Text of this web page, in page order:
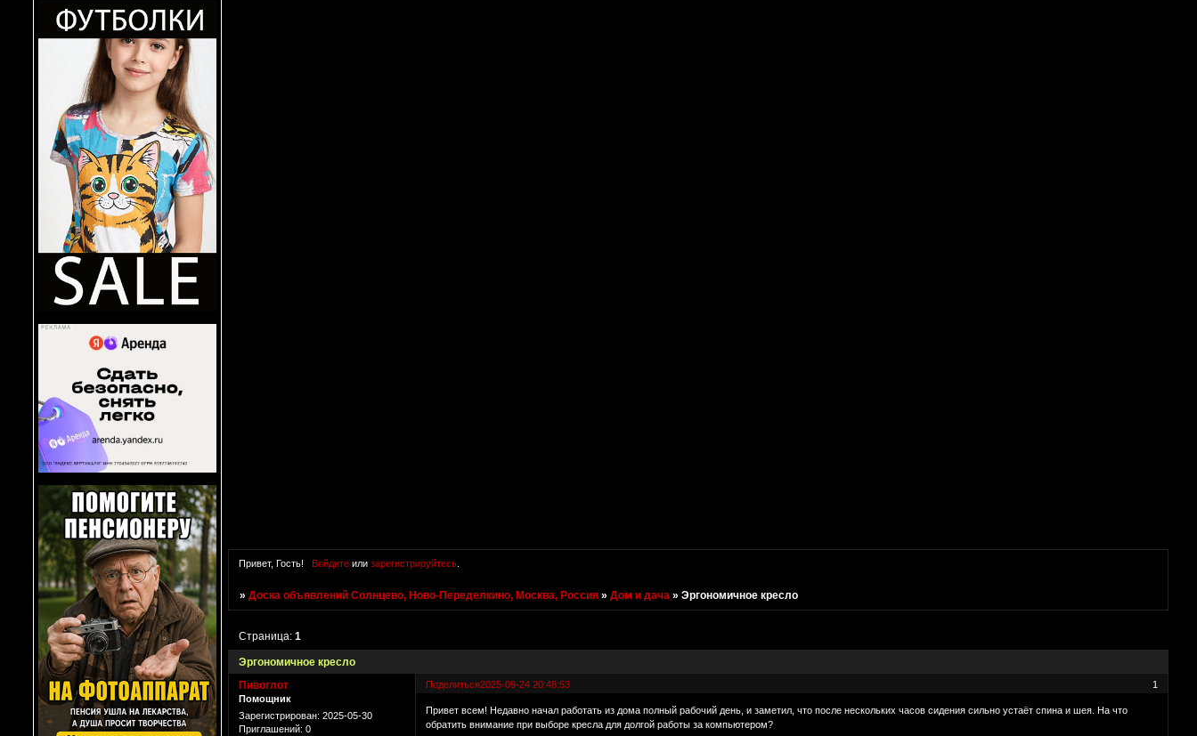
Привет, Гость! Войдитеили зарегистрируйтесь.
»Доска объявлений Солнцево, Ново-Переделкино, Москва, Россия »Дом и дача »Эргономичное кресло
Эргономичное кресло
Страница:1
Поделиться 1
2025-09-24 20:48:53
Пивоглот
Помощник
Зарегистрирован: 2025-05-30
Приглашений: 0
Привет всем! Недавно начал работать из дома полный рабочий день, и заметил, что после нескольких часов сидения сильно устаёт спина и шея. На что
обратить внимание при выборе кресла для долгой работы за компьютером?